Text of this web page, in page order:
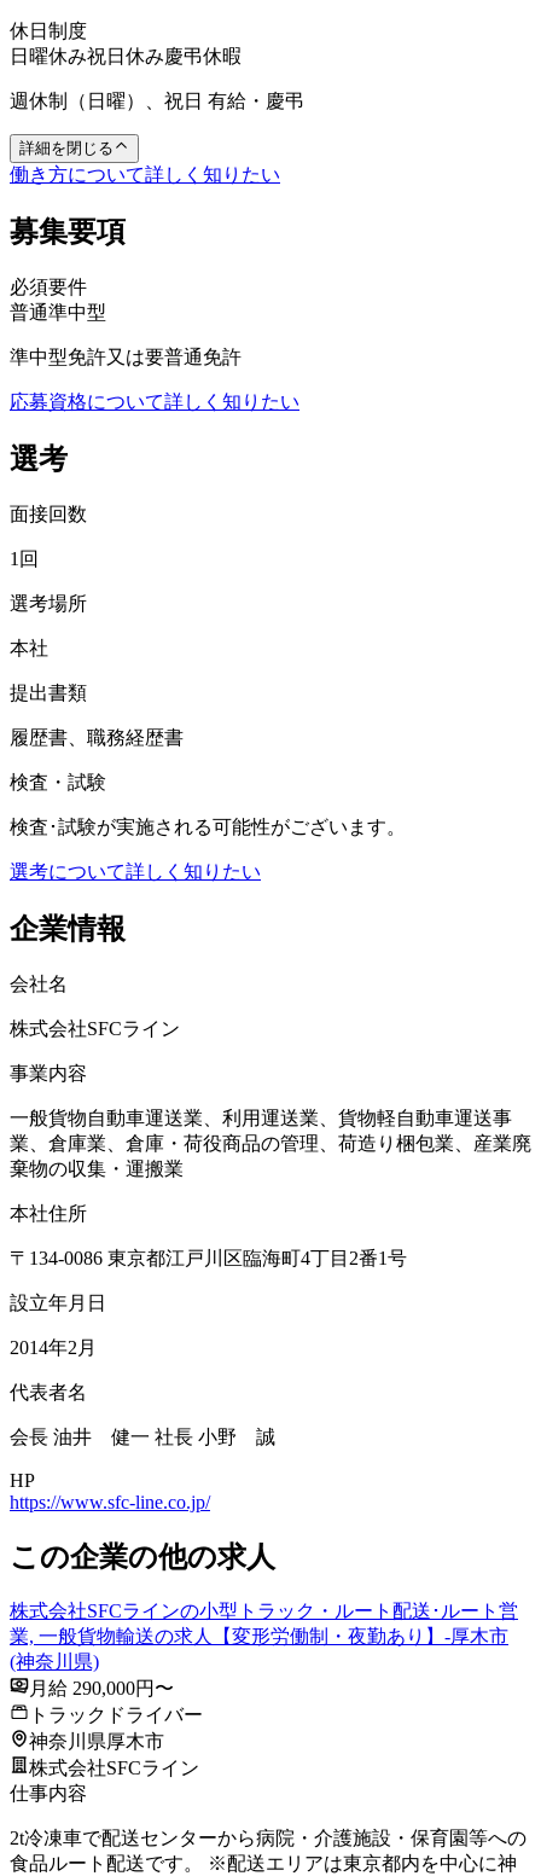
休日制度
日曜休み祝日休み慶弔休暇
週休制（日曜）、祝日 有給・慶弔
詳細を閉じる
働き方について詳しく知りたい
募集要項
必須要件
普通準中型
準中型免許又は要普通免許
応募資格について詳しく知りたい
選考
面接回数
1回
選考場所
本社
提出書類
履歴書、職務経歴書
検査・試験
検査･試験が実施される可能性がございます。
選考について詳しく知りたい
企業情報
会社名
株式会社SFCライン
事業内容
一般貨物自動車運送業、利用運送業、貨物軽自動車運送事
業、倉庫業、倉庫・荷役商品の管理、荷造り梱包業、産業廃
棄物の収集・運搬業
本社住所
​〒134-0086 東京都江戸川区臨海町4丁目2番1号
設立年月日
2014年2月
代表者名
会長 油井 健一 社長 小野 誠
HP
https://www.sfc-line.co.jp/
この企業の他の求人
株式会社SFCラインの小型トラック・ルート配送･ルート営
業, 一般貨物輸送の求人【変形労働制・夜勤あり】-厚木市
(神奈川県)
月給 290,000円〜
トラックドライバー
神奈川県厚木市
株式会社SFCライン
仕事内容
2t冷凍車で配送センターから病院・介護施設・保育園等への
食品ルート配送です。 ※配送エリアは東京都内を中心に神